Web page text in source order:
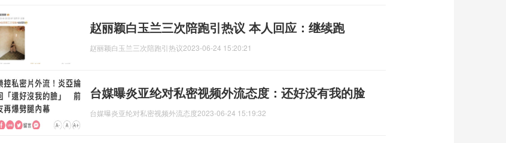
赵丽颖白玉兰三次陪跑引热议 本人回应：继续跑
赵丽颖白玉兰三次陪跑引热议2023-06-24 15:20:21
台媒曝炎亚纶对私密视频外流态度：还好没有我的脸
台媒曝炎亚纶对私密视频外流态度2023-06-24 15:19:32